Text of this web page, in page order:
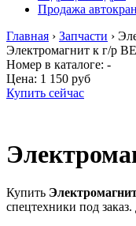
Продажа
Главная › Запчасти ›
Электромагнит к г/р
Номер в каталоге: -
Цена: 1 150 руб
Купить сейчас
Купить
спецтехники под